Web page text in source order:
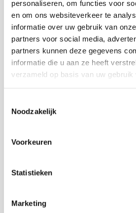
personaliseren, om functies voor
en om ons websiteverkeer te
informatie over uw gebruik van
partners voor social media,
partners kunnen deze gegevens
informatie die u aan ze heeft
verzameld op basis van uw gebruik
Noodzakelijk
Voorkeuren
Statistieken
Marketing
handvatten hoe je als mbo-
zeven taken uit kunt voeren. In
beschreven waarom deze taken
een stappenplan hoe deze
stagediscriminatie aan te
te bevorderen.
onderwijsprofessionals die de
hebben om het stagebeleid
werken hierin nauw samen met
(beroepspraktijkvorming-
stagebegeleiders. De toolbox
mbo-instellingen kunnen
betreft activiteiten binnen de